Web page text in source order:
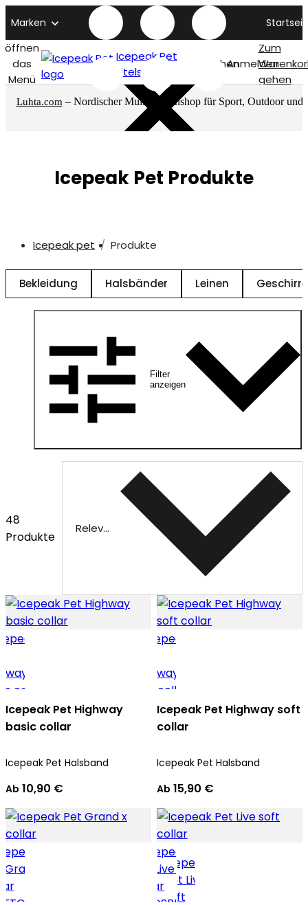
Marken
öffnen
das
Menü
Icepeak Pet
titelseite
SuchenAnmelden
Zum
gehen
Luhta.com – Nordischer Multimarkenshop für Sport, Outdoor und
Icepeak Pet Produkte
Icepeak pet Produkte
Bekleidung Halsbänder Leinen Geschirre
Filter
anzeigen
48
Produkte
Relevanz
Icepeak Pet Highway
basic collar
Icepeak Pet Halsband
Ab 10,90 €
Icepeak Pet Highway soft
collar
Icepeak Pet Halsband
Ab 15,90 €